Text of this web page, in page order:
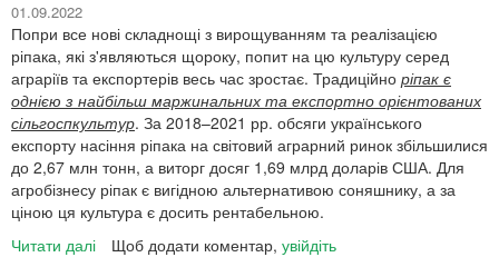
аграріїв
Україна
цьогоріч
буде
з
хлібом,
олією
та
експортними
грошима
01.09.2022
Попри все нові складнощі з вирощуванням та реалізацією
ріпака, які з'являються щороку, попит на цю культуру серед
аграріїв та експортерів весь час зростає. Традиційно ріпак є
однією з найбільш маржинальних та експортно орієнтованих
сільгоспкультур. За 2018–2021 рр. обсяги українського
експорту насіння ріпака на світовий аграрний ринок збільшилися
до 2,67 млн тонн, а виторг досяг 1,69 млрд доларів США. Для
агробізнесу ріпак є вигідною альтернативою соняшнику, а за
ціною ця культура є досить рентабельною.
Читати далі проЩоб додати коментар, увійдіть